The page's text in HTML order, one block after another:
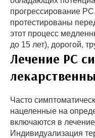
прогрессирование
протестированы
этот процесс
до 15 лет), дорогой,
Лечение РС
Часто
нацеленные на
включаются в
Индивидуализация